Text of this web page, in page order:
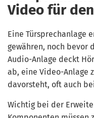
Video für
Eine Türsprechanlage
gewähren, noch bevor
Audio-Anlage deckt
ab, eine Video-Anlage
davorsteht, oft auch
Wichtig bei der